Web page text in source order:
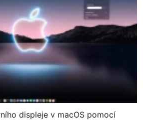
displeje v macOS pomocí